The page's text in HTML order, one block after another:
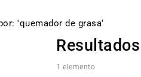
'quemador de grasa'
1 elemento